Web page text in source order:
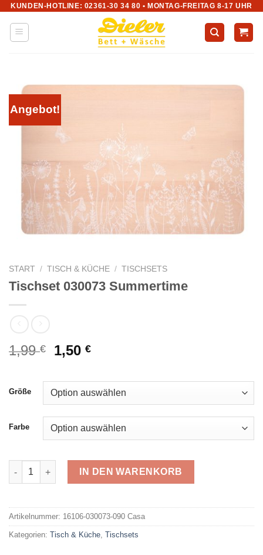
Zum
Inhalt
springen
KUNDEN-HOTLINE: 02361-30 34 80 • MONTAG-FREITAG 8-17 UHR
Angebot!
START / TISCH & KÜCHE / TISCHSETS
Tischset 030073 Summertime
1,99€
Ursprünglicher
war:
1,99 €
1,50€Aktueller
ist:
1,50 €.
Größe
Farbe
Tischset 030073 Summertime Menge
IN DEN WARENKORB
Artikelnummer: 16106-030073-090 Casa
Kategorien: Tisch & Küche, Tischsets